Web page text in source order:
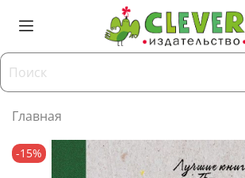
Главная
-15%